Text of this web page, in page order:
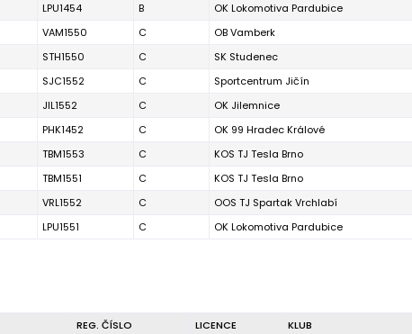
LPU1454 B OK Lokomotiva Pardubice
VAM1550 C OB Vamberk
STH1550 C SK Studenec
SJC1552 C Sportcentrum Jičín
JIL1552 C OK Jilemnice
PHK1452 C OK 99 Hradec Králové
TBM1553 C KOS TJ Tesla Brno
TBM1551 C KOS TJ Tesla Brno
VRL1552 C OOS TJ Spartak Vrchlabí
LPU1551 C OK Lokomotiva Pardubice
REG. ČÍSLO LICENCE KLUB